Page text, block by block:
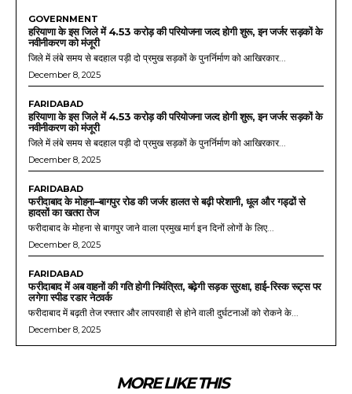
GOVERNMENT
हरियाणा के इस जिले में 4.53 करोड़ की परियोजना जल्द होगी शुरू, इन जर्जर सड़कों के
नवीनीकरण को मंजूरी
जिले में लंबे समय से बदहाल पड़ी दो प्रमुख सड़कों के पुनर्निर्माण को आखिरकार...
December 8, 2025
FARIDABAD
हरियाणा के इस जिले में 4.53 करोड़ की परियोजना जल्द होगी शुरू, इन जर्जर सड़कों के
नवीनीकरण को मंजूरी
जिले में लंबे समय से बदहाल पड़ी दो प्रमुख सड़कों के पुनर्निर्माण को आखिरकार...
December 8, 2025
FARIDABAD
फरीदाबाद के मोहना–बागपुर रोड की जर्जर हालत से बढ़ी परेशानी, धूल और गड्ढों से
हादसों का खतरा तेज
फरीदाबाद के मोहना से बागपुर जाने वाला प्रमुख मार्ग इन दिनों लोगों के लिए...
December 8, 2025
FARIDABAD
फरीदाबाद में अब वाहनों की गति होगी नियंत्रित, बढ़ेगी सड़क सुरक्षा, हाई-रिस्क रूट्स पर
लगेगा स्पीड रडार नेटवर्क
फरीदाबाद में बढ़ती तेज रफ्तार और लापरवाही से होने वाली दुर्घटनाओं को रोकने के...
December 8, 2025
MORE LIKE THIS